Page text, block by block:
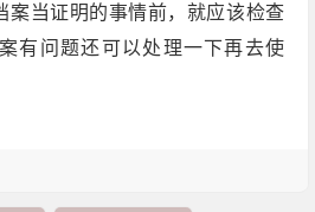
案当证明的事情前，就应该检查
有问题还可以处理一下再去使